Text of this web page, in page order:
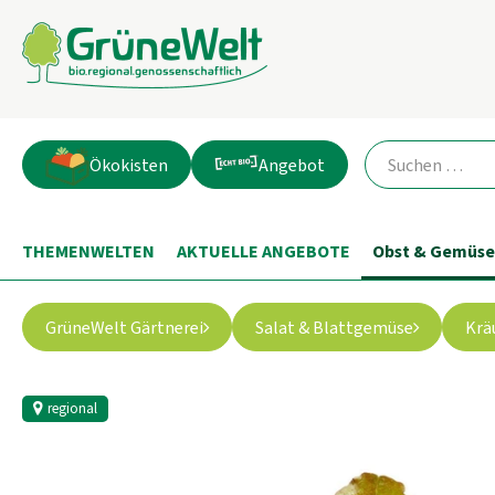
Ökokisten Angebot
THEMENWELTEN AKTUELLE ANGEBOTE Obst & Gemüse
GrüneWelt Gärtnerei Salat & Blattgemüse
regional